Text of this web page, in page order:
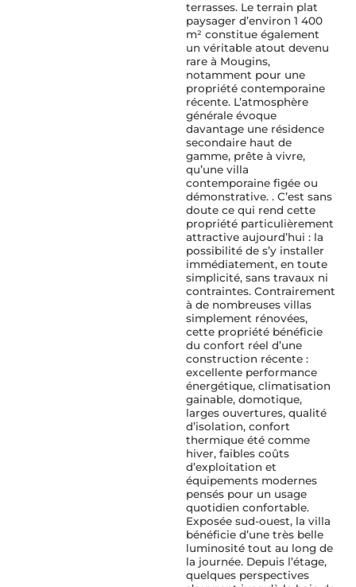
terrasses. Le terrain plat
paysager d’environ 1 400
m² constitue également
un véritable atout devenu
rare à Mougins,
notamment pour une
propriété contemporaine
récente. L’atmosphère
générale évoque
davantage une résidence
secondaire haut de
gamme, prête à vivre,
qu’une villa
contemporaine figée ou
démonstrative. . C’est sans
doute ce qui rend cette
propriété particulièrement
attractive aujourd’hui : la
possibilité de s’y installer
immédiatement, en toute
simplicité, sans travaux ni
contraintes. Contrairement
à de nombreuses villas
simplement rénovées,
cette propriété bénéficie
du confort réel d’une
construction récente :
excellente performance
énergétique, climatisation
gainable, domotique,
larges ouvertures, qualité
d’isolation, confort
thermique été comme
hiver, faibles coûts
d’exploitation et
équipements modernes
pensés pour un usage
quotidien confortable.
Exposée sud-ouest, la villa
bénéficie d’une très belle
luminosité tout au long de
la journée. Depuis l’étage,
quelques perspectives